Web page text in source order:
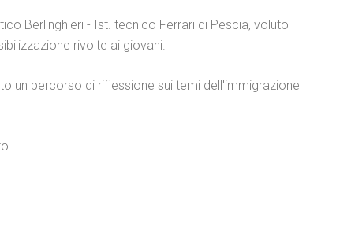
Berlinghieri - Ist. tecnico Ferrari di Pescia, voluto
rivolte ai giovani.
un percorso di riflessione sui temi dell'immigrazione